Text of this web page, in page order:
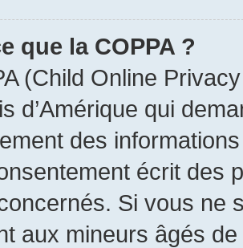
que la COPPA ?
(Child Online
d’Amérique qui
des
écrit des
Si vous ne
aux mineurs âgés